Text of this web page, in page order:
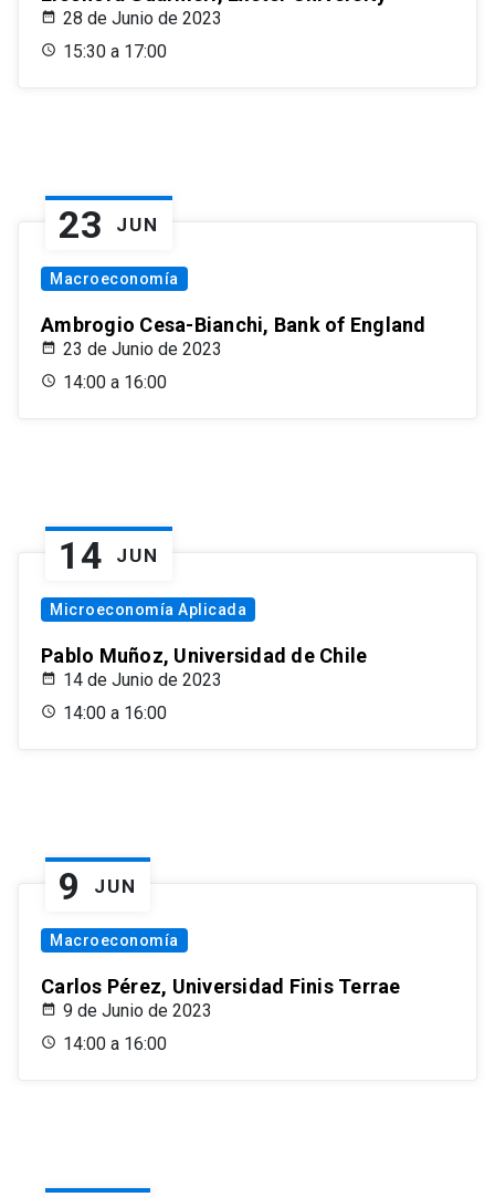
28 de Junio de 2023
15:30 a 17:00
23 JUN
Macroeconomía
Ambrogio Cesa-Bianchi, Bank of England
23 de Junio de 2023
14:00 a 16:00
14 JUN
Microeconomía Aplicada
Pablo Muñoz, Universidad de Chile
14 de Junio de 2023
14:00 a 16:00
9 JUN
Macroeconomía
Carlos Pérez, Universidad Finis Terrae
9 de Junio de 2023
14:00 a 16:00